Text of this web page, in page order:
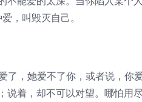
，叫毁灭自己。
，她爱不了你，或者说，你
说着，却不可以对望。哪怕用